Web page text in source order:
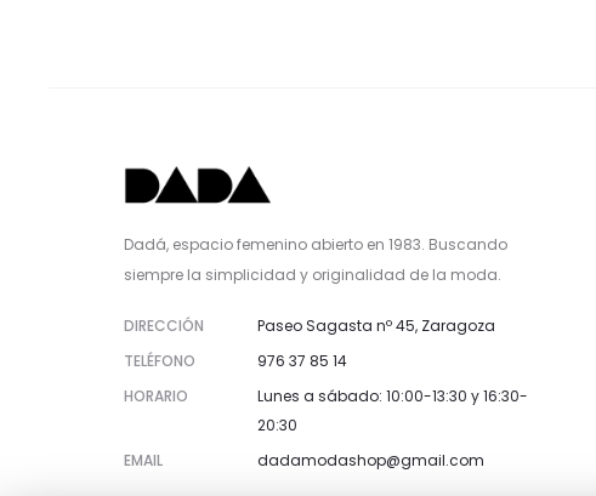
Dadá, espacio femenino abierto en 1983. Buscando
siempre la simplicidad y originalidad de la moda.
DIRECCIÓN
Paseo Sagasta nº 45, Zaragoza
TELÉFONO
976 37 85 14
HORARIO
Lunes a sábado: 10:00-13:30 y 16:30-
20:30
EMAIL
dadamodashop@gmail.com